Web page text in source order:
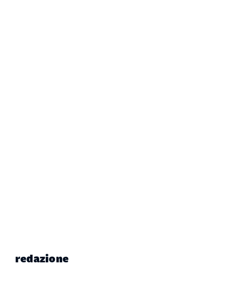
redazione